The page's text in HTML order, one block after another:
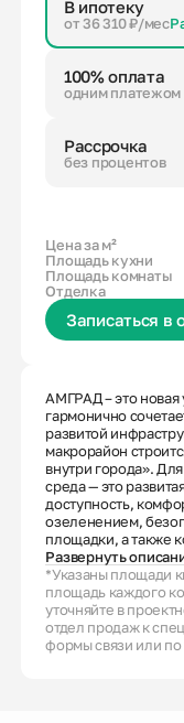
В ипотеку
от 36 310 ₽/мес
100% оплата
одним платежом
Рассрочка
без процентов
Цена за м²
Площадь кухни
Площадь комнаты
Отделка
Записаться в
АМГРАД – это новая
гармонично
развитой
макрорайон
внутри города».
среда — это
доступность,
озеленением,
площадки, а также
Развернуть
*Указаны площади
площадь каждого
уточняйте в
отдел продаж к
формы связи или